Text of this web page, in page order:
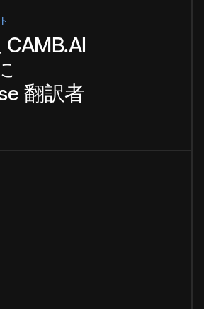
CAMB.AI
翻訳者